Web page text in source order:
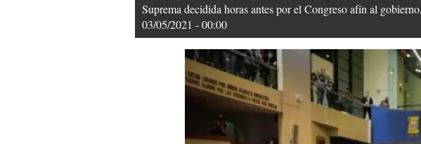
Suprema decidida horas antes por el Congreso afín al
03/05/2021 - 00:00